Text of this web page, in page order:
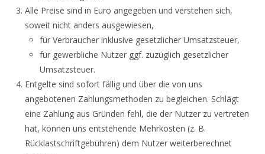
Alle Preise sind in Euro angegeben und verstehen sich,
soweit nicht anders ausgewiesen,
für Verbraucher inklusive gesetzlicher Umsatzsteuer,
für gewerbliche Nutzer ggf. zuzüglich gesetzlicher
Umsatzsteuer.
Entgelte sind sofort fällig und über die von uns
angebotenen Zahlungsmethoden zu begleichen. Schlägt
eine Zahlung aus Gründen fehl, die der Nutzer zu vertreten
hat, können uns entstehende Mehrkosten (z. B.
Rücklastschriftgebühren) dem Nutzer weiterberechnet